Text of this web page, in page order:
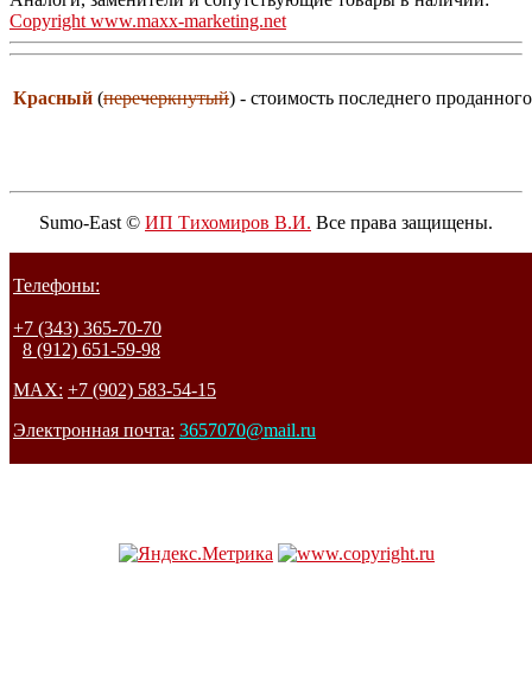
Copyright www.maxx-marketing.net
Красный (перечеркнутый) - стоимость последнего
Sumo-East © ИП Тихомиров В.И. Все права защищены.
Телефоны:
+7 (343) 365-70-70
8 (912) 651-59-98
MAX: +7 (902) 583-54-15
Электронная почта: 3657070@mail.ru